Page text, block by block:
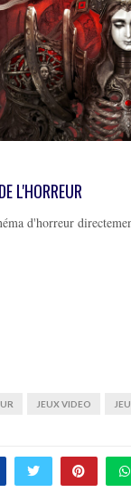
L'HORREUR
d'horreur
JEUX VIDEO